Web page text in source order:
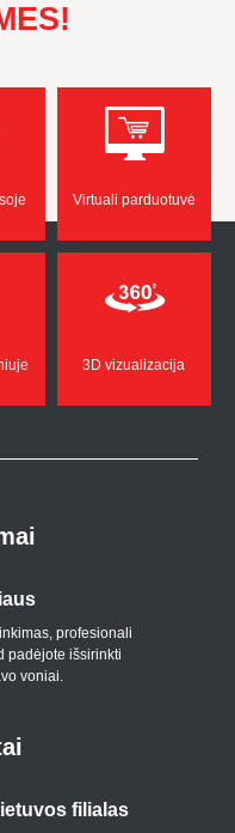
Virtuali parduotuvė
3D vizualizacija
profesionali
padėjote išsirinkti
voniai.
filialas